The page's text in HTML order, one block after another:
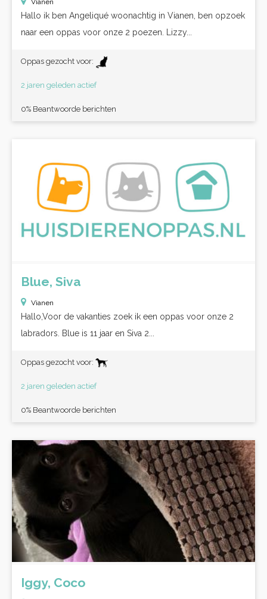
Vianen
Hallo ik ben Angeliqué woonachtig in Vianen, ben opzoek
naar een oppas voor onze 2 poezen. Lizzy...
Oppas gezocht voor:
2 jaren geleden actief
0% Beantwoorde berichten
Blue, Siva
Vianen
Hallo,Voor de vakanties zoek ik een oppas voor onze 2
labradors. Blue is 11 jaar en Siva 2...
Oppas gezocht voor:
2 jaren geleden actief
0% Beantwoorde berichten
Iggy, Coco